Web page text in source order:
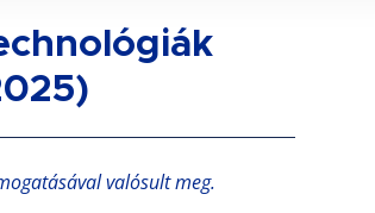
valósult meg.